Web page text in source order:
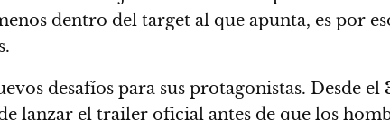
dentro del target al que apunta, es por
desafíos para sus protagonistas. Desde el
lanzar el trailer oficial antes de que los